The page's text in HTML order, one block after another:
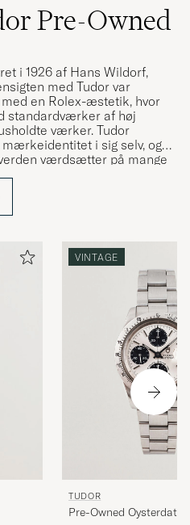
Pre-Owned
i 1926 af Hans Wildorf,
med Tudor var
en Rolex-æstetik, hvor
standardværker af høj
værker. Tudor
i sig selv, og
værdsætter på mange
Rolex i mange henseender.
blevet båret af dykkere,
gennem
visere, der i urverdenen
opnår både nye og meget
priser på
god investering.
VINTAGE
TUDOR
Pre-Owned Oysterdate